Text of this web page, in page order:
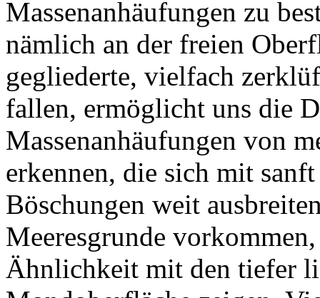
Massenanhäufungen zu
nämlich an der freien
gegliederte, vielfach
fallen, ermöglicht uns die
Massenanhäufungen von
erkennen, die sich mit
Böschungen weit
Meeresgrunde
Ähnlichkeit mit den tiefer